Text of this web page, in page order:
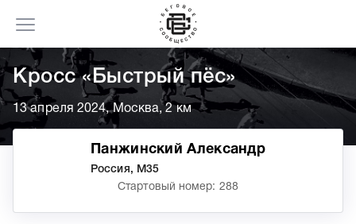
Кросс «Быстрый пёс»
13 апреля 2024, Москва, 2 км
Панжинский Александр
Россия, М35
Стартовый номер: 288